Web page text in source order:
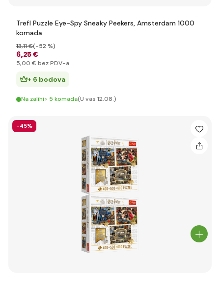
Trefl Puzzle Eye-Spy Sneaky Peekers, Amsterdam 1000
komada
6,25 €
13,11 €(-52 %)
5,00 € bez PDV-a
+ 6 bodova
Na zalihi> 5 komada(U vas 12.08.)
-45%